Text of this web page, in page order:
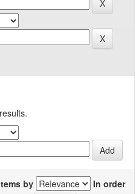
by
In order